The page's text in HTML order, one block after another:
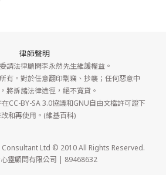
律師聲明
請法律顧問李永然先生維護權益。
有。對於任意翻印剽竊、抄襲；任何惡意中
將訴諸法律途徑，絕不寬貸。
CC-BY-SA 3.0協議和GNU自由文檔許可證下
和再使用。(維基百科)
Ltd © 2010 All Rights Reserved.
靈顧問有限公司 | 89468632